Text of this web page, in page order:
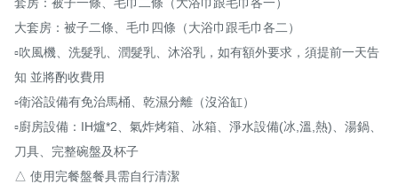
大套房：被子二條、毛巾四條（大浴巾跟毛巾各二）
▫吹風機、洗髮乳、潤髮乳、沐浴乳，如有額外要求，須提前一天告
知 並將酌收費用
▫衛浴設備有免治馬桶、乾濕分離（沒浴缸）
▫廚房設備：IH爐*2、氣炸烤箱、冰箱、淨水設備(冰,溫,熱)、湯鍋、
刀具、完整碗盤及杯子
△ 使用完餐盤餐具需自行清潔